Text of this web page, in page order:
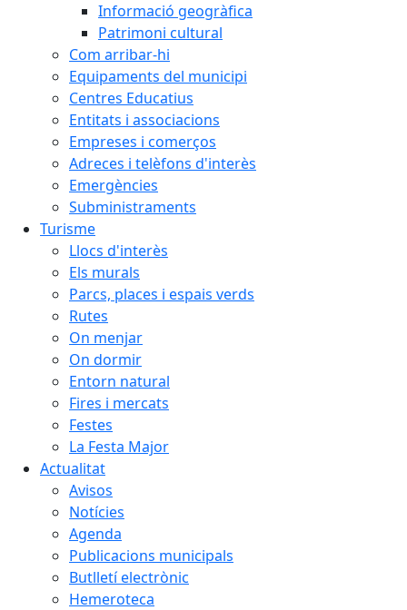
Informació geogràfica
Patrimoni cultural
Com arribar-hi
Equipaments del municipi
Centres Educatius
Entitats i associacions
Empreses i comerços
Adreces i telèfons d'interès
Emergències
Subministraments
Turisme
Llocs d'interès
Els murals
Parcs, places i espais verds
Rutes
On menjar
On dormir
Entorn natural
Fires i mercats
Festes
La Festa Major
Actualitat
Avisos
Notícies
Agenda
Publicacions municipals
Butlletí electrònic
Hemeroteca